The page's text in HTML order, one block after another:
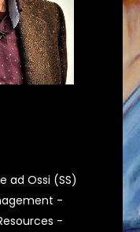
ad Ossi (SS)
-
-